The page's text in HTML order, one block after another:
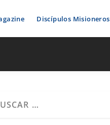
Discípulos Misioneros